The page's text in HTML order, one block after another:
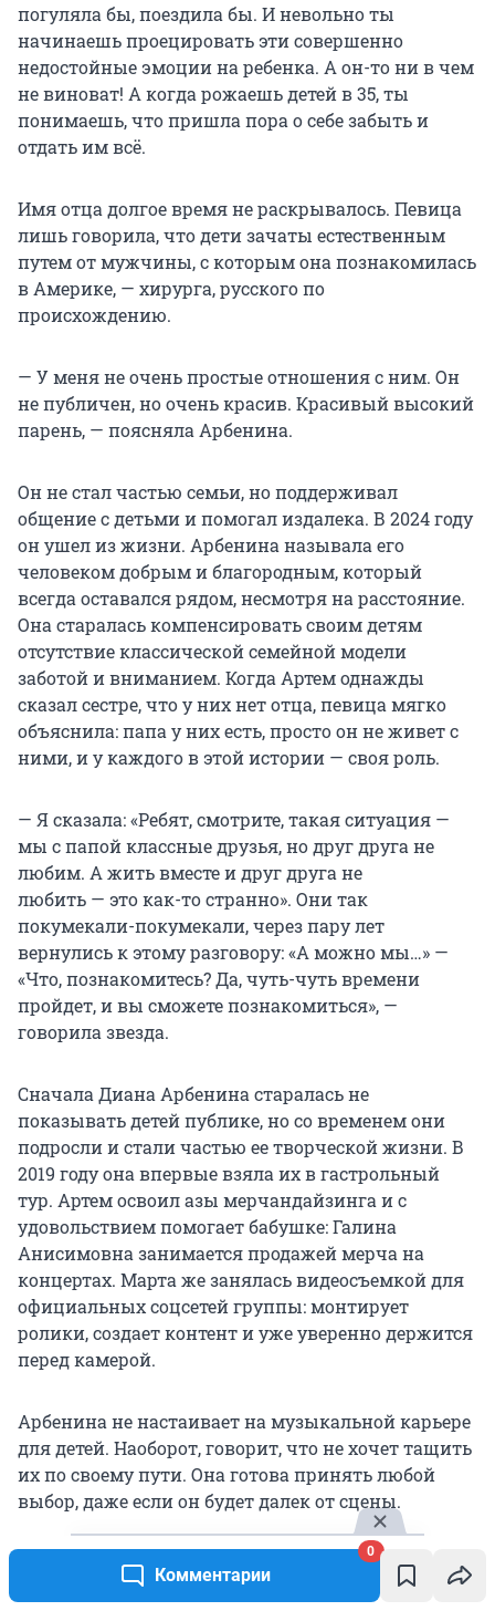
Комментарии
0
погуляла бы, поездила бы. И невольно ты
начинаешь проецировать эти совершенно
недостойные эмоции на ребенка. А он-то ни в чем
не виноват! А когда рожаешь детей в 35, ты
понимаешь, что пришла пора о себе забыть и
отдать им всё.
Имя отца долгое время не раскрывалось. Певица
лишь говорила, что дети зачаты естественным
путем от мужчины, с которым она познакомилась
в Америке, — хирурга, русского по
происхождению.
— У меня не очень простые отношения с ним. Он
не публичен, но очень красив. Красивый высокий
парень, — поясняла Арбенина.
Он не стал частью семьи, но поддерживал
общение с детьми и помогал издалека. В 2024 году
он ушел из жизни. Арбенина называла его
человеком добрым и благородным, который
всегда оставался рядом, несмотря на расстояние.
Она старалась компенсировать своим детям
отсутствие классической семейной модели
заботой и вниманием. Когда Артем однажды
сказал сестре, что у них нет отца, певица мягко
объяснила: папа у них есть, просто он не живет с
ними, и у каждого в этой истории — своя роль.
— Я сказала: «Ребят, смотрите, такая ситуация —
мы с папой классные друзья, но друг друга не
любим. А жить вместе и друг друга не
любить — это как-то странно». Они так
покумекали-покумекали, через пару лет
вернулись к этому разговору: «А можно мы…» —
«Что, познакомитесь? Да, чуть-чуть времени
пройдет, и вы сможете познакомиться», —
говорила звезда.
Сначала Диана Арбенина старалась не
показывать детей публике, но со временем они
подросли и стали частью ее творческой жизни. В
2019 году она впервые взяла их в гастрольный
тур. Артем освоил азы мерчандайзинга и с
удовольствием помогает бабушке: Галина
Анисимовна занимается продажей мерча на
концертах. Марта же занялась видеосъемкой для
официальных соцсетей группы: монтирует
ролики, создает контент и уже уверенно держится
перед камерой.
Арбенина не настаивает на музыкальной карьере
для детей. Наоборот, говорит, что не хочет тащить
их по своему пути. Она готова принять любой
выбор, даже если он будет далек от сцены.
— С сыном разговор короткий: «Тема, ты
музыкант, прирожденный музыкант. Не